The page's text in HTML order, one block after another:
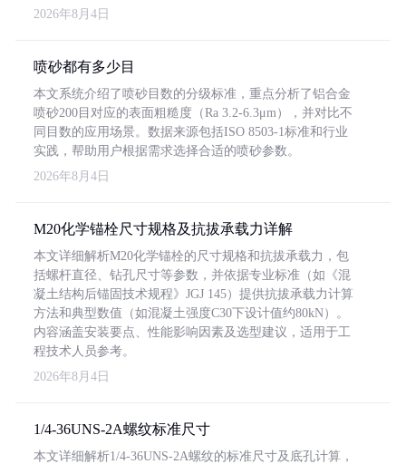
2026年8月4日
喷砂都有多少目
本文系统介绍了喷砂目数的分级标准，重点分析了铝合金
喷砂200目对应的表面粗糙度（Ra 3.2-6.3μm），并对比不
同目数的应用场景。数据来源包括ISO 8503-1标准和行业
实践，帮助用户根据需求选择合适的喷砂参数。
2026年8月4日
M20化学锚栓尺寸规格及抗拔承载力详解
本文详细解析M20化学锚栓的尺寸规格和抗拔承载力，包
括螺杆直径、钻孔尺寸等参数，并依据专业标准（如《混
凝土结构后锚固技术规程》JGJ 145）提供抗拔承载力计算
方法和典型数值（如混凝土强度C30下设计值约80kN）。
内容涵盖安装要点、性能影响因素及选型建议，适用于工
程技术人员参考。
2026年8月4日
1/4-36UNS-2A螺纹标准尺寸
本文详细解析1/4-36UNS-2A螺纹的标准尺寸及底孔计算，